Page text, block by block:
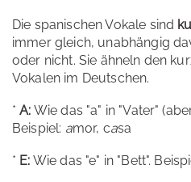
Die spanischen Vokale sind
immer gleich, unabhängig
oder nicht. Sie ähneln den
Vokalen im Deutschen.
*A: Wie das "a" in "Vater"
Beispiel: amor, casa
* E: Wie das "e" in "Bett".